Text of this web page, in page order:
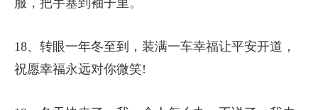
18、转眼一年冬至到，装满一车幸福让平安开道，
祝愿幸福永远对你微笑!